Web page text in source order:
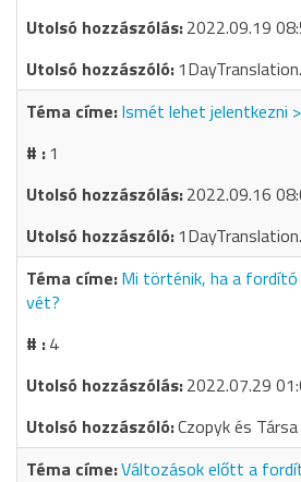
2022.09.19
Ismét lehet jelentkezni
1
2022.09.16
Mi történik, ha a
vét?
4
2022.07.29
Czopyk és
Változások előtt a